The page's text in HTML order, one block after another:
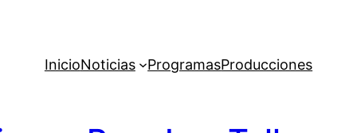
InicioNoticias ProgramasProducciones